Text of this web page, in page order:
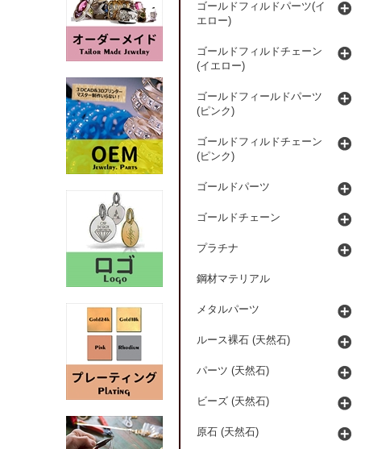
ゴールドフィルドパーツ(イ
エロー)
ゴールドフィルドチェーン
(イエロー)
ゴールドフィールドパーツ
(ピンク)
ゴールドフィルドチェーン
(ピンク)
ゴールドパーツ
ゴールドチェーン
プラチナ
鋼材マテリアル
メタルパーツ
ルース裸石 (天然石)
パーツ (天然石)
ビーズ (天然石)
原石 (天然石)